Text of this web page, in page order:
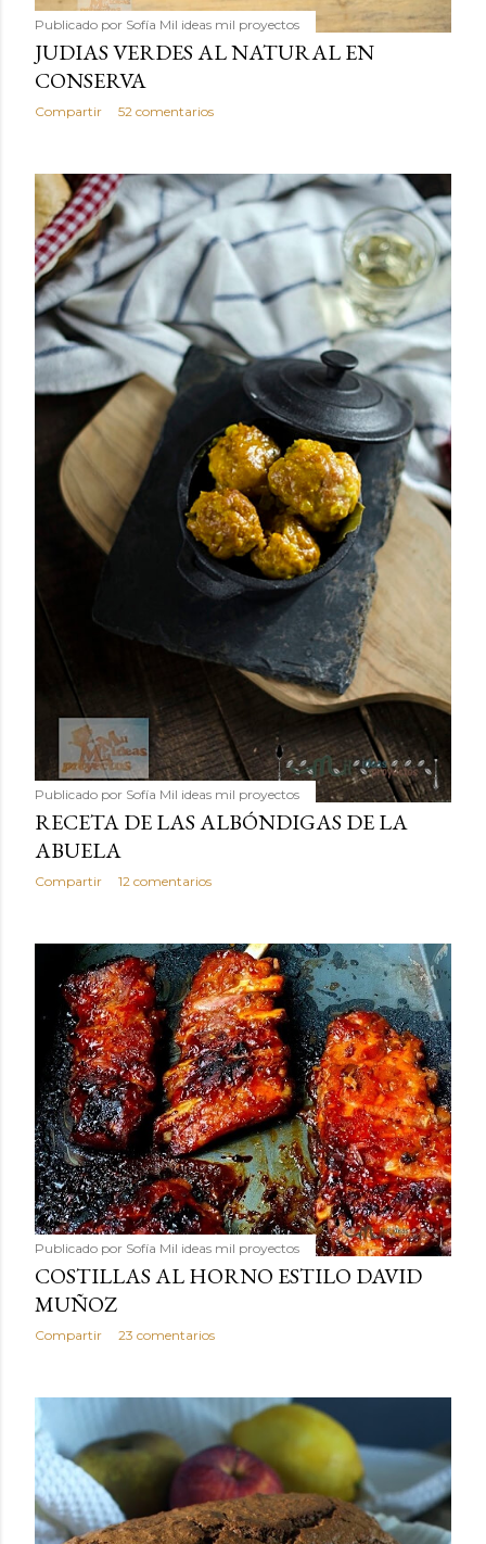
Publicado por Sofía Mil ideas mil proyectos
JUDIAS VERDES AL NATURAL EN
CONSERVA
Compartir 52 comentarios
Publicado por Sofía Mil ideas mil proyectos
RECETA DE LAS ALBÓNDIGAS DE LA
ABUELA
Compartir 12 comentarios
Publicado por Sofía Mil ideas mil proyectos
COSTILLAS AL HORNO ESTILO DAVID
MUÑOZ
Compartir 23 comentarios